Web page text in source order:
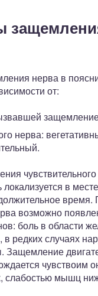
нерва в
от:
нерва:
в
возможно
боль в области
в редких случаях
Защемление
чувствоим
слабостью мышц